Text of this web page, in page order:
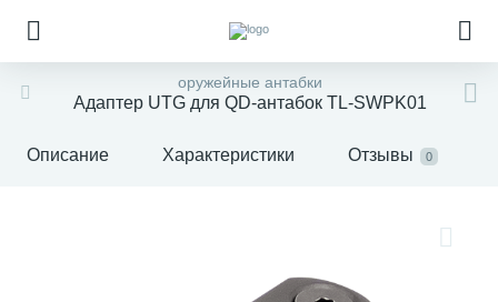
оружейные антабки
Адаптер UTG для QD-антабок TL-SWPK01
Описание Характеристики Отзывы 0